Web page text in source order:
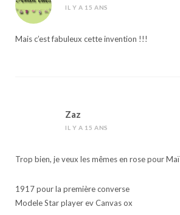
IL Y A 15 ANS
Mais c’est fabuleux cette invention !!!
Zaz
IL Y A 15 ANS
Trop bien, je veux les mêmes en rose pour Maï
1917 pour la première converse
Modele Star player ev Canvas ox